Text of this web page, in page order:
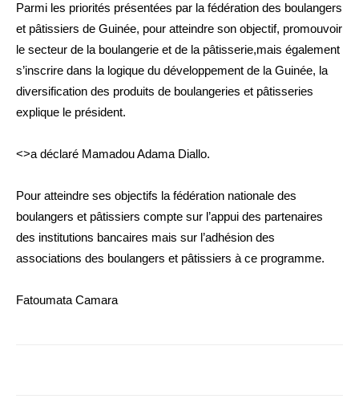
Parmi les priorités présentées par la fédération des boulangers
et pâtissiers de Guinée, pour atteindre son objectif, promouvoir
le secteur de la boulangerie et de la pâtisserie,mais également
s’inscrire dans la logique du développement de la Guinée, la
diversification des produits de boulangeries et pâtisseries
explique le président.
<>a déclaré Mamadou Adama Diallo.
Pour atteindre ses objectifs la fédération nationale des
boulangers et pâtissiers compte sur l’appui des partenaires
des institutions bancaires mais sur l’adhésion des
associations des boulangers et pâtissiers à ce programme.
Fatoumata Camara